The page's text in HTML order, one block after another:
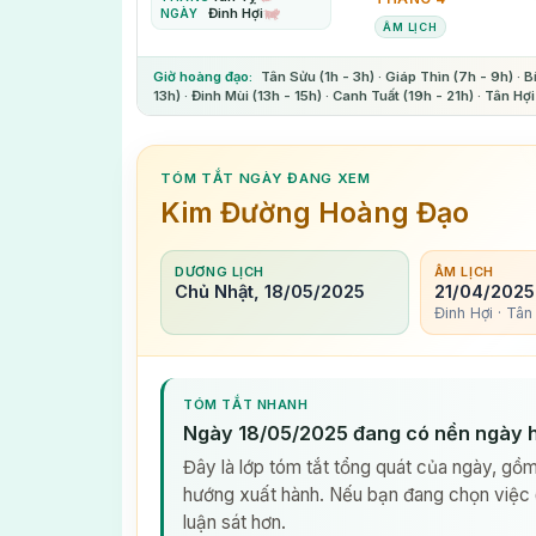
NGÀY Đinh Hợi
ÂM LỊCH
Giờ hoàng đạo:
Tân Sửu (1h - 3h) · Giáp Thìn (7h - 9h) ·
13h) · Đinh Mùi (13h - 15h) · Canh Tuất (19h - 21h) · Tân
TÓM TẮT NGÀY ĐANG XEM
Kim Đường Hoàng Đạo
DƯƠNG LỊCH
Chủ Nhật, 18/05/2025
ÂM LỊCH
21/04/2025
Đinh Hợi ·
TÓM TẮT NHANH
Ngày 18/05/2025 đang có nền ngày
Đây là lớp tóm tắt tổng quát của ngày,
hướng xuất hành. Nếu bạn đang chọn
luận sát hơn.